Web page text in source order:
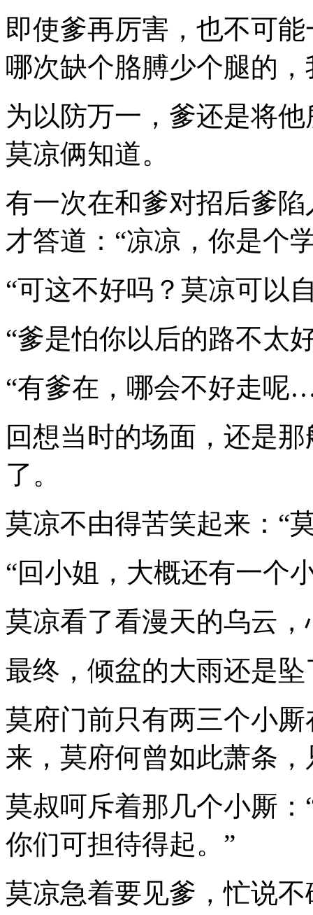
即使爹再厉害，也不可
哪次缺个胳膊少个腿的
为以防万一，爹还是将
莫凉俩知道。
有一次在和爹对招后爹
才答道：“凉凉，你是个
“可这不好吗？莫凉可以
“爹是怕你以后的路不太
“有爹在，哪会不好走
回想当时的场面，还是
了。
莫凉不由得苦笑起来：“
“回小姐，大概还有一个
莫凉看了看漫天的乌云
最终，倾盆的大雨还是
莫府门前只有两三个小
来，莫府何曾如此萧条
莫叔呵斥着那几个小厮
你们可担待得起。”
莫凉急着要见爹，忙说